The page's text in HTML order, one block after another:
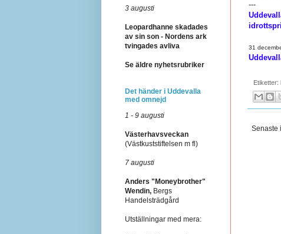
---
31
Etiketter:
Senaste
3 augusti
Leopardhanne skadades
av sin son - Nordens ark
tvingades avliva
Se äldre nyhetsrubriker
Det händer i Uddevalla
med omnejd
1 - 9 augusti
Västerhavsveckan
(Västkuststiftelsen m fl)
7 augusti
Anders "Moneybrother"
Wendin, Bergs
Handelsträdgård
Utställningar med mera: